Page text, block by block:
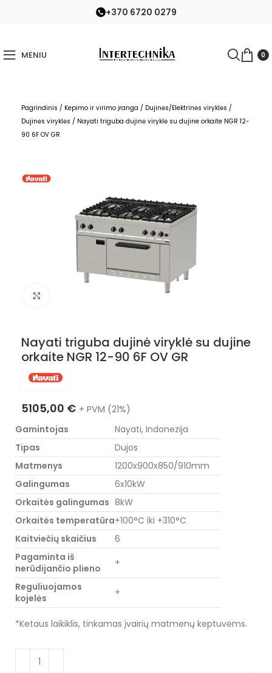
+370 6720 0279
MENIU 0
Pagrindinis / Kepimo ir virimo įranga / Dujinės/Elektrinės viryklės /
Dujinės viryklės / Nayati triguba dujinė viryklė su dujine orkaite NGR 12-
90 6F OV GR
Nayati triguba dujinė viryklė su dujine
orkaite NGR 12-90 6F OV GR
5105,00 € + PVM (21%)
Gamintojas
Nayati, Indonezija
Tipas
Dujos
Matmenys
1200x900x850/910mm
Galingumas
6x10kW
Orkaitės galingumas 8kW
Orkaitės temperatūra+100°C iki +310°C
Kaitviečių skaičius
6
Pagaminta iš
nerūdijančio plieno
+
Reguliuojamos
kojelės
+
*Ketaus laikiklis, tinkamas įvairių matmenų keptuvėms.